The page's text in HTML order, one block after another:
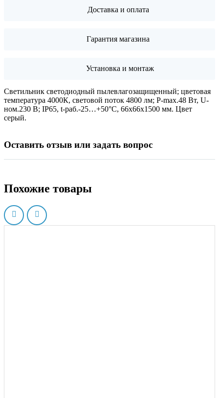
Доставка и оплата
Гарантия магазина
Установка и монтаж
Светильник светодиодный пылевлагозащищенный; цветовая
температура 4000К, световой поток 4800 лм; P-max.48 Вт, U-
ном.230 В; IP65, t-раб.-25…+50°C, 66х66х1500 мм. Цвет
серый.
Оставить отзыв или задать вопрос
Похожие товары